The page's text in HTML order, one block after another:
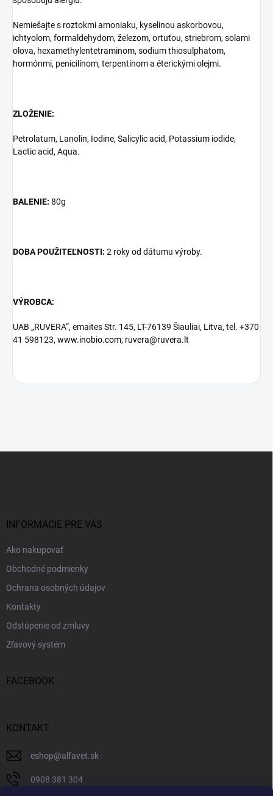
Nemiešajte s roztokmi amoniaku, kyselinou askorbovou,
ichtyolom, formaldehydom, železom, ortuťou, striebrom, solami
olova, hexamethylentetraminom, sodium thiosulphatom,
hormónmi, penicilínom, terpentínom a éterickými olejmi.
ZLOŽENIE:
Petrolatum, Lanolin, Iodine, Salicylic acid, Potassium iodide,
Lactic acid, Aqua.
BALENIE: 80g
DOBA POUŽITEĽNOSTI: 2 roky od dátumu výroby.
VÝROBCA:
UAB „RUVERA“, emaites Str. 145, LT-76139 Šiauliai, Litva, tel. +370
41 598123, www.inobio.com; ruvera@ruvera.lt
INFORMÁCIE PRE VÁS
Ako nakupovať
Obchodné podmienky
Ochrana osobných údajov
Kontakty
Odstúpenie od zmluvy
Zľavový systém
FACEBOOK
KONTAKT
eshop@alfavet.sk
0908 381 304